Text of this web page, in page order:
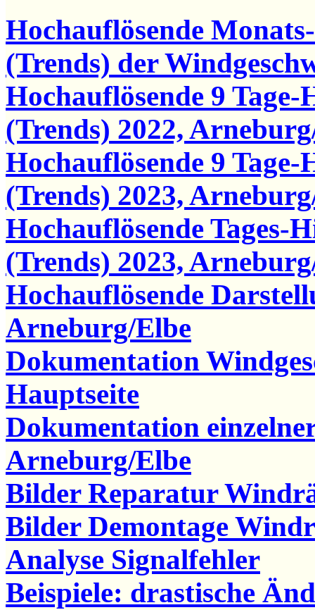
Hochauflösende
(Trends) der
Hochauflösende 9
(Trends) 2022,
Hochauflösende 9
(Trends) 2023,
Hochauflösende Tages-
(Trends) 2023,
Hochauflösende
Arneburg/Elbe
Dokumentation
Hauptseite
Dokumentation
Arneburg/Elbe
Bilder Reparatur
Bilder Demontage
Analyse Signalfehler
Beispiele: drastische